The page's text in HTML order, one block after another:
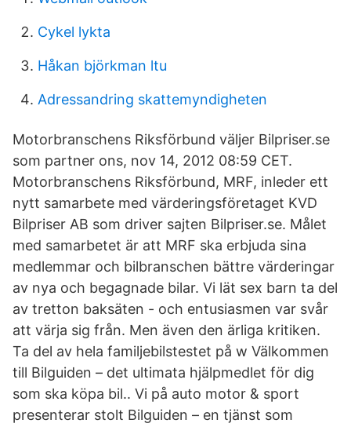
Cykel lykta
Håkan björkman ltu
Adressandring skattemyndigheten
Motorbranschens Riksförbund väljer Bilpriser.se
som partner ons, nov 14, 2012 08:59 CET.
Motorbranschens Riksförbund, MRF, inleder ett
nytt samarbete med värderingsföretaget KVD
Bilpriser AB som driver sajten Bilpriser.se. Målet
med samarbetet är att MRF ska erbjuda sina
medlemmar och bilbranschen bättre värderingar
av nya och begagnade bilar. Vi lät sex barn ta del
av tretton baksäten - och entusiasmen var svår
att värja sig från. Men även den ärliga kritiken.
Ta del av hela familjebilstestet på w Välkommen
till Bilguiden – det ultimata hjälpmedlet för dig
som ska köpa bil.. Vi på auto motor & sport
presenterar stolt Bilguiden – en tjänst som